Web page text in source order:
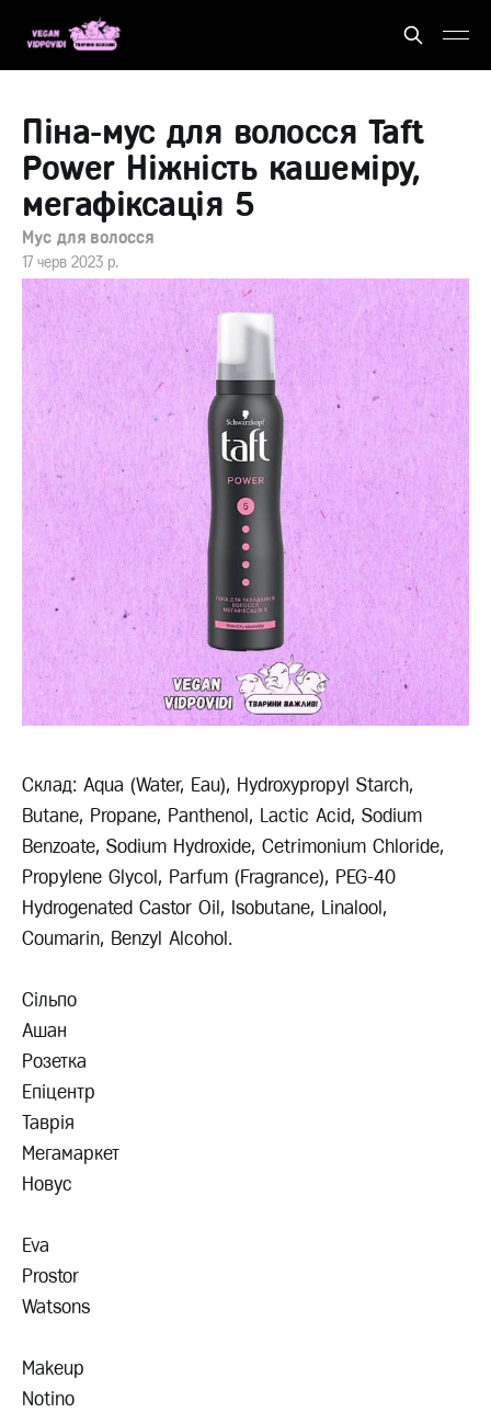
Піна-мус для волосся Taft
Power Ніжність кашеміру,
мегафіксація 5
Мус для волосся
17 черв 2023 р.
Склад: Aqua (Water, Eau), Hydroxypropyl Starch,
Butane, Propane, Panthenol, Lactic Acid, Sodium
Benzoate, Sodium Hydroxide, Cetrimonium Chloride,
Propylene Glycol, Parfum (Fragrance), PEG-40
Hydrogenated Castor Oil, Isobutane, Linalool,
Coumarin, Benzyl Alcohol.
Сільпо
Ашан
Розетка
Епіцентр
Таврія
Мегамаркет
Новус
Eva
Prostor
Watsons
Makeup
Notino